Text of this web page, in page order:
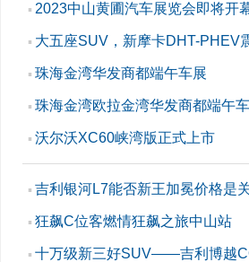
▪ 2023中山黄圃汽车展览会即将开
▪ 大五座SUV，新摩卡DHT-PHEV
▪ 珠海金湾华发商都端午车展
▪ 珠海金湾欧拉金湾华发商都端午
▪ 沃尔沃XC60峡湾版正式上市
▪ 吉利银河L7能否新王加冕价格是
▪ 狂飙C位客燃情狂飙之旅中山站
▪ 十万级新三好SUV——吉利博越